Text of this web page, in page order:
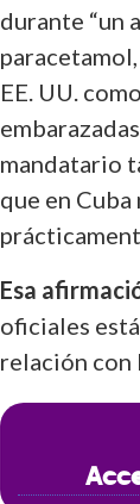
durante “un
EE. UU.
mandatario
que en
Esa
oficiales
relación con